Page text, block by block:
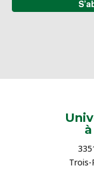
Trois-